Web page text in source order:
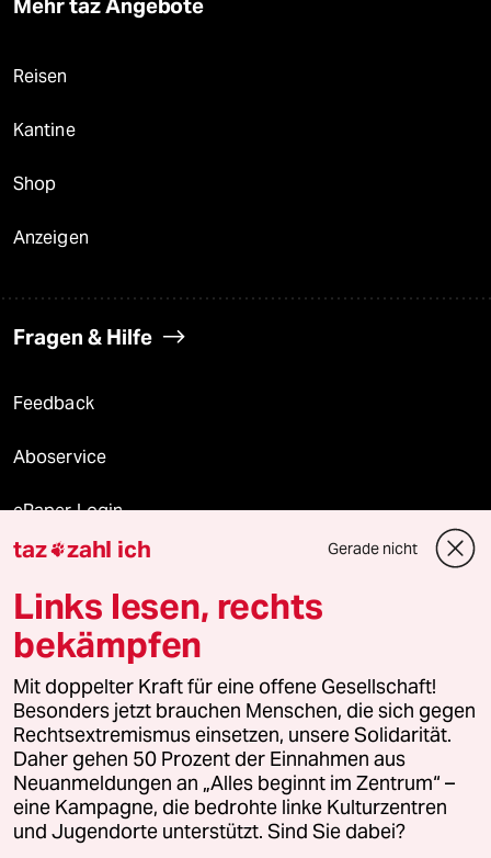
Mehr taz Angebote
Reisen
Kantine
Shop
Anzeigen
Fragen & Hilfe
Feedback
Aboservice
ePaper Login
Downloads für Abonnierende
© 2026 taz Verlags und Vertriebs GmbH
Alle Rechte vorbehalten. Bei rechtlichen Fragen oder für Genehmigungen
wenden Sie sich bitte an lizenzen@taz.de
Feedback Redaktionsstatut Kommune-Richtlinien
Leitlinie Informant Datenschutz Impressum AGB
taz zahl ich Gerade nicht
Links lesen, rechts
bekämpfen
Mit doppelter Kraft für eine offene Gesellschaft!
Besonders jetzt brauchen Menschen, die sich gegen
Rechtsextremismus einsetzen, unsere Solidarität.
Daher gehen 50 Prozent der Einnahmen aus
Neuanmeldungen an „Alles beginnt im Zentrum“ –
eine Kampagne, die bedrohte linke Kulturzentren
und Jugendorte unterstützt. Sind Sie dabei?